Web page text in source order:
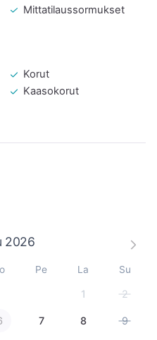
Mittatilaussormukset
Korut
Kaasokorut
2026
Pe La Su
1 2
7 8 9